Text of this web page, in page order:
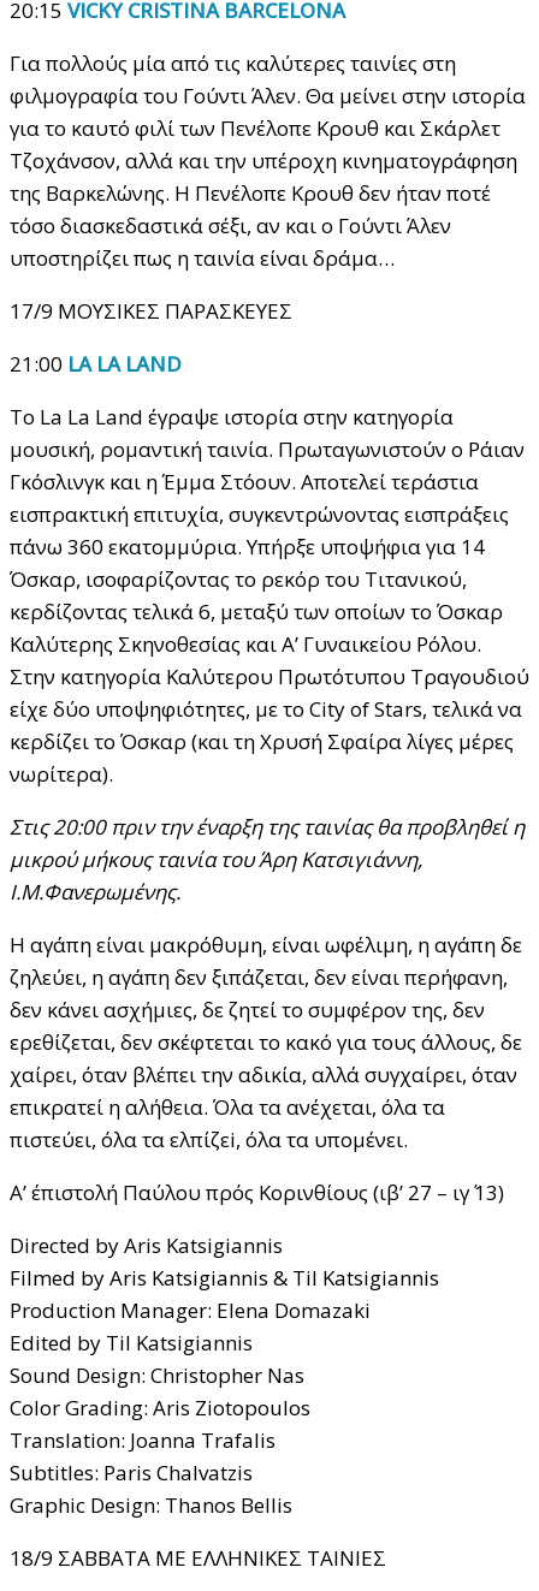
20:15 VICKY CRISTINA BARCELONA
Για πολλούς μία από τις καλύτερες ταινίες στη
φιλμογραφία του Γούντι Άλεν. Θα μείνει στην ιστορία
για το καυτό φιλί των Πενέλοπε Κρουθ και Σκάρλετ
Τζοχάνσον, αλλά και την υπέροχη κινηματογράφηση
της Βαρκελώνης. Η Πενέλοπε Κρουθ δεν ήταν ποτέ
τόσο διασκεδαστικά σέξι, αν και ο Γούντι Άλεν
υποστηρίζει πως η ταινία είναι δράμα…
17/9 ΜΟΥΣΙΚΕΣ ΠΑΡΑΣΚΕΥΕΣ
21:00 LA LA LAND
To La La Land έγραψε ιστορία στην κατηγορία
μουσική, ρομαντική ταινία. Πρωταγωνιστούν ο Ράιαν
Γκόσλινγκ και η Έμμα Στόουν. Αποτελεί τεράστια
εισπρακτική επιτυχία, συγκεντρώνοντας εισπράξεις
πάνω 360 εκατομμύρια. Υπήρξε υποψήφια για 14
Όσκαρ, ισοφαρίζοντας το ρεκόρ του Τιτανικού,
κερδίζοντας τελικά 6, μεταξύ των οποίων το Όσκαρ
Καλύτερης Σκηνοθεσίας και Α’ Γυναικείου Ρόλου.
Στην κατηγορία Καλύτερου Πρωτότυπου Τραγουδιού
είχε δύο υποψηφιότητες, με το City of Stars, τελικά να
κερδίζει το Όσκαρ (και τη Χρυσή Σφαίρα λίγες μέρες
νωρίτερα).
Στις 20:00 πριν την έναρξη της ταινίας θα προβληθεί η
μικρού μήκους ταινία του Άρη Κατσιγιάννη,
Ι.Μ.Φανερωμένης.
Η αγάπη είναι μακρόθυμη, είναι ωφέλιμη, η αγάπη δε
ζηλεύει, η αγάπη δεν ξιπάζεται, δεν είναι περήφανη,
δεν κάνει ασχήμιες, δε ζητεί το συμφέρον της, δεν
ερεθίζεται, δεν σκέφτεται το κακό για τους άλλους, δε
χαίρει, όταν βλέπει την αδικία, αλλά συγχαίρει, όταν
επικρατεί η αλήθεια. Όλα τα ανέχεται, όλα τα
πιστεύει, όλα τα ελπίζεi, όλα τα υπομένει.
Α’ έπιστολή Παύλου πρός Κορινθίους (ιβ’ 27 – ιγ΄ 13)
Directed by Aris Katsigiannis
Filmed by Aris Katsigiannis & Til Katsigiannis
Production Manager: Elena Domazaki
Edited by Til Katsigiannis
Sound Design: Christopher Nas
Color Grading: Aris Ziotopoulos
Translation: Joanna Trafalis
Subtitles: Paris Chalvatzis
Graphic Design: Thanos Bellis
18/9 ΣΑΒΒΑΤΑ ΜΕ ΕΛΛΗΝΙΚΕΣ ΤΑΙΝΙΕΣ